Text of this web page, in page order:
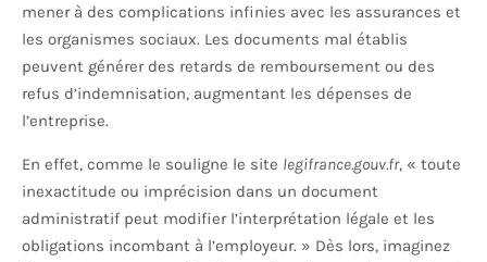
mener à des complications infinies avec les assurances et
les organismes sociaux. Les documents mal établis
peuvent générer des retards de remboursement ou des
refus d’indemnisation, augmentant les dépenses de
l’entreprise.
En effet, comme le souligne le site legifrance.gouv.fr, « toute
inexactitude ou imprécision dans un document
administratif peut modifier l’interprétation légale et les
obligations incombant à l’employeur. » Dès lors, imaginez